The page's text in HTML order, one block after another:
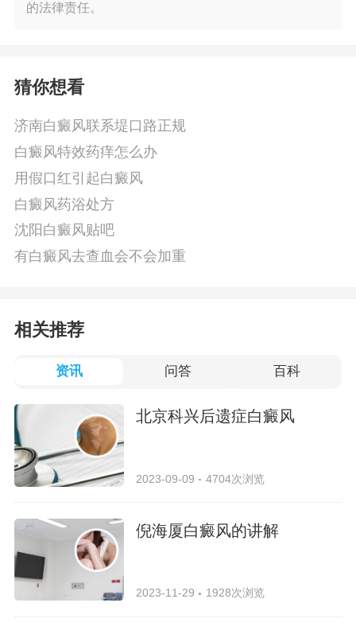
的法律责任。
猜你想看
济南白癜风联系堤口路正规
白癜风特效药痒怎么办
用假口红引起白癜风
白癜风药浴处方
沈阳白癜风贴吧
有白癜风去查血会不会加重
相关推荐
资讯 问答 百科
北京科兴后遗症白癜风
2023-09-09 4704次浏览
倪海厦白癜风的讲解
2023-11-29 1928次浏览